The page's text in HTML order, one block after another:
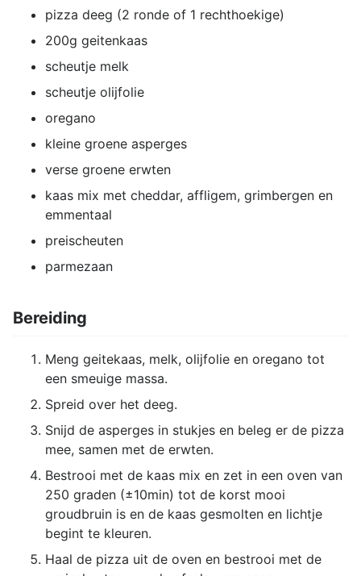
pizza deeg (2 ronde of 1 rechthoekige)
200g geitenkaas
scheutje melk
scheutje olijfolie
oregano
kleine groene asperges
verse groene erwten
kaas mix met cheddar, affligem, grimbergen en
emmentaal
preischeuten
parmezaan
Bereiding
Meng geitekaas, melk, olijfolie en oregano tot
een smeuige massa.
Spreid over het deeg.
Snijd de asperges in stukjes en beleg er de pizza
mee, samen met de erwten.
Bestrooi met de kaas mix en zet in een oven van
250 graden (±10min) tot de korst mooi
groudbruin is en de kaas gesmolten en lichtje
begint te kleuren.
Haal de pizza uit de oven en bestrooi met de